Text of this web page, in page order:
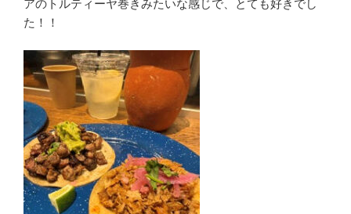
アのトルティーヤ巻きみたいな感じで、とても好きでし
た！！